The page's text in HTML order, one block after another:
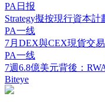
PA日报
Strategy擬按現行資本
PA一线
7月DEX與CEX現貨交
PA一线
7週6.8億美元背後：
Biteye